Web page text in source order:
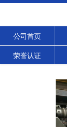
公司首页
荣誉认证